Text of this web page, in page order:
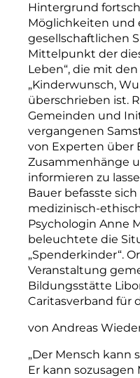
Hintergrund
Möglichkeiten und
gesellschaftlichen
Mittelpunkt der
Leben“, die mit
„Kinderwunsch,
überschrieben ist.
Gemeinden und
vergangenen
von Experten über
Zusammenhänge
informieren zu
Bauer befasste
medizinisch-
Psychologin Anne
beleuchtete die
„Spenderkinder“.
Veranstaltung
Bildungsstätte
Caritasverband für
von Andreas
„Der Mensch kann
Er kann